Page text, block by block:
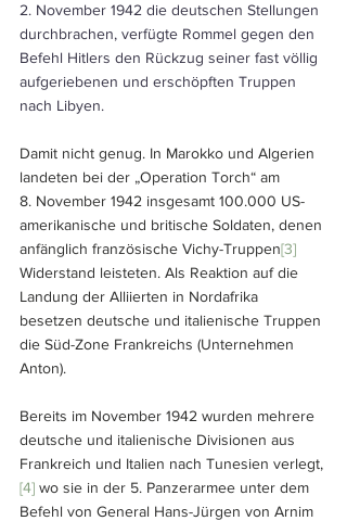
2. November 1942 die deutschen Stellungen
durchbrachen, verfügte Rommel gegen den
Befehl Hitlers den Rückzug seiner fast völlig
aufgeriebenen und erschöpften Truppen
nach Libyen.
Damit nicht genug. In Marokko und Algerien
landeten bei der „Operation Torch“ am
8. November 1942 insgesamt 100.000 US-
amerikanische und britische Soldaten, denen
anfänglich französische Vichy-Truppen[3]
Widerstand leisteten. Als Reaktion auf die
Landung der Alliierten in Nordafrika
besetzen deutsche und italienische Truppen
die Süd-Zone Frankreichs (Unternehmen
Anton).
Bereits im November 1942 wurden mehrere
deutsche und italienische Divisionen aus
Frankreich und Italien nach Tunesien verlegt,
[4] wo sie in der 5. Panzerarmee unter dem
Befehl von General Hans-Jürgen von Arnim